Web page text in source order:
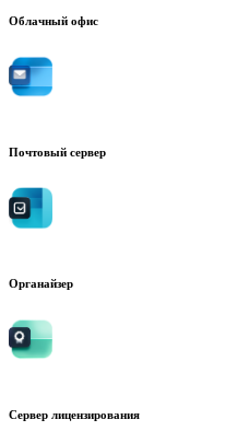
Облачный офис
Почтовый сервер
Органайзер
Сервер лицензирования